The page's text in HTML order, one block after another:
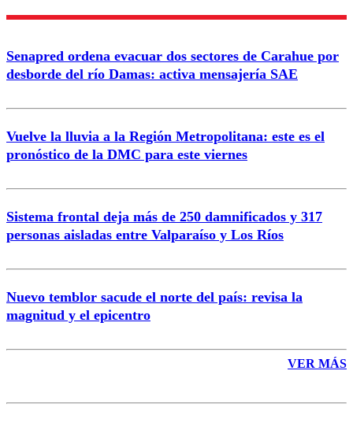
Nombre
Correo
Enviar comentario
Senapred ordena evacuar dos sectores de Carahue por
desborde del río Damas: activa mensajería SAE
Vuelve la lluvia a la Región Metropolitana: este es el
pronóstico de la DMC para este viernes
Sistema frontal deja más de 250 damnificados y 317
personas aisladas entre Valparaíso y Los Ríos
Nuevo temblor sacude el norte del país: revisa la
magnitud y el epicentro
VER MÁS